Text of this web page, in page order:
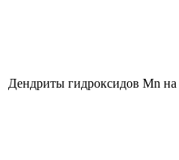
Дендриты гидроксидов Mn